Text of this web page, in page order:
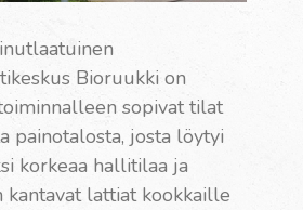
Bioruukki on
sopivat tilat
painotalosta, josta löytyi
korkeaa hallitilaa ja
kantavat lattiat kookkaille